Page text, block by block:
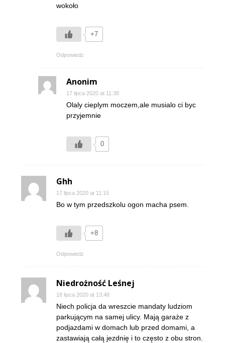
wokoło
+7
Odpowiedz
Anonim
17 lipca 2020 at 11:38
Olaly cieplym moczem,ale musialo ci byc
przyjemnie
0
Ghh
17 lipca 2020 at 11:15
Bo w tym przedszkolu ogon macha psem.
+8
Odpowiedz
Niedrożność Leśnej
18 lipca 2020 at 13:48
Niech policja da wreszcie mandaty ludziom
parkującym na samej ulicy. Mają garaże z
podjazdami w domach lub przed domami, a
zastawiają całą jezdnię i to często z obu stron.